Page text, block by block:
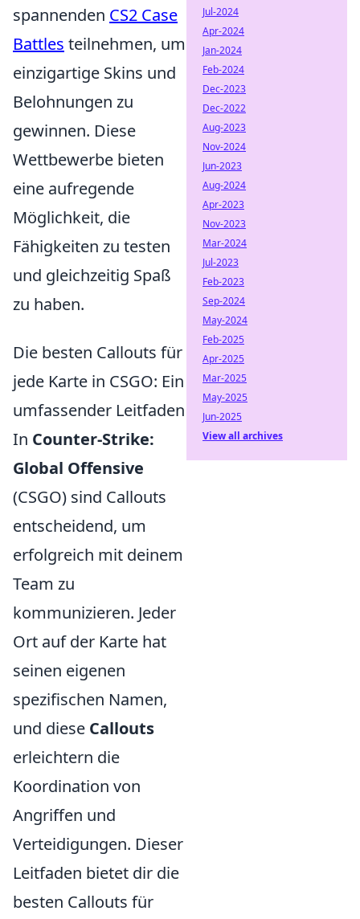
spannenden CS2 Case
Battles teilnehmen, um
einzigartige Skins und
Belohnungen zu
gewinnen. Diese
Wettbewerbe bieten
eine aufregende
Möglichkeit, die
Fähigkeiten zu testen
und gleichzeitig Spaß
zu haben.
Die besten Callouts für
jede Karte in CSGO: Ein
umfassender Leitfaden
In Counter-Strike:
Global Offensive
(CSGO) sind Callouts
entscheidend, um
erfolgreich mit deinem
Team zu
kommunizieren. Jeder
Ort auf der Karte hat
seinen eigenen
spezifischen Namen,
und diese Callouts
erleichtern die
Koordination von
Angriffen und
Verteidigungen. Dieser
Leitfaden bietet dir die
besten Callouts für
Jul-2024
Apr-2024
Jan-2024
Feb-2024
Dec-2023
Dec-2022
Aug-2023
Nov-2024
Jun-2023
Aug-2024
Apr-2023
Nov-2023
Mar-2024
Jul-2023
Feb-2023
Sep-2024
May-2024
Feb-2025
Apr-2025
Mar-2025
May-2025
Jun-2025
View all archives